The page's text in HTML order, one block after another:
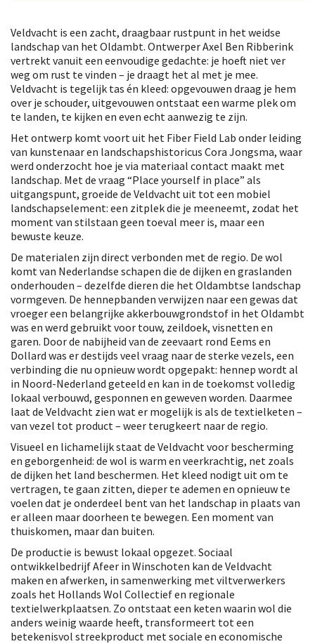
Veldvacht is een zacht, draagbaar rustpunt in het weidse
landschap van het Oldambt. Ontwerper Axel Ben Ribberink
vertrekt vanuit een eenvoudige gedachte: je hoeft niet ver
weg om rust te vinden – je draagt het al met je mee.
Veldvacht is tegelijk tas én kleed: opgevouwen draag je hem
over je schouder, uitgevouwen ontstaat een warme plek om
te landen, te kijken en even echt aanwezig te zijn.
Het ontwerp komt voort uit het Fiber Field Lab onder leiding
van kunstenaar en landschapshistoricus Cora Jongsma, waar
werd onderzocht hoe je via materiaal contact maakt met
landschap. Met de vraag “Place yourself in place” als
uitgangspunt, groeide de Veldvacht uit tot een mobiel
landschapselement: een zitplek die je meeneemt, zodat het
moment van stilstaan geen toeval meer is, maar een
bewuste keuze.
De materialen zijn direct verbonden met de regio. De wol
komt van Nederlandse schapen die de dijken en graslanden
onderhouden – dezelfde dieren die het Oldambtse landschap
vormgeven. De hennepbanden verwijzen naar een gewas dat
vroeger een belangrijke akkerbouwgrondstof in het Oldambt
was en werd gebruikt voor touw, zeildoek, visnetten en
garen. Door de nabijheid van de zeevaart rond Eems en
Dollard was er destijds veel vraag naar de sterke vezels, een
verbinding die nu opnieuw wordt opgepakt: hennep wordt al
in Noord-Nederland geteeld en kan in de toekomst volledig
lokaal verbouwd, gesponnen en geweven worden. Daarmee
laat de Veldvacht zien wat er mogelijk is als de textielketen –
van vezel tot product – weer terugkeert naar de regio.
Visueel en lichamelijk staat de Veldvacht voor bescherming
en geborgenheid: de wol is warm en veerkrachtig, net zoals
de dijken het land beschermen. Het kleed nodigt uit om te
vertragen, te gaan zitten, dieper te ademen en opnieuw te
voelen dat je onderdeel bent van het landschap in plaats van
er alleen maar doorheen te bewegen. Een moment van
thuiskomen, maar dan buiten.
De productie is bewust lokaal opgezet. Sociaal
ontwikkelbedrijf Afeer in Winschoten kan de Veldvacht
maken en afwerken, in samenwerking met viltverwerkers
zoals het Hollands Wol Collectief en regionale
textielwerkplaatsen. Zo ontstaat een keten waarin wol die
anders weinig waarde heeft, transformeert tot een
betekenisvol streekproduct met sociale en economische